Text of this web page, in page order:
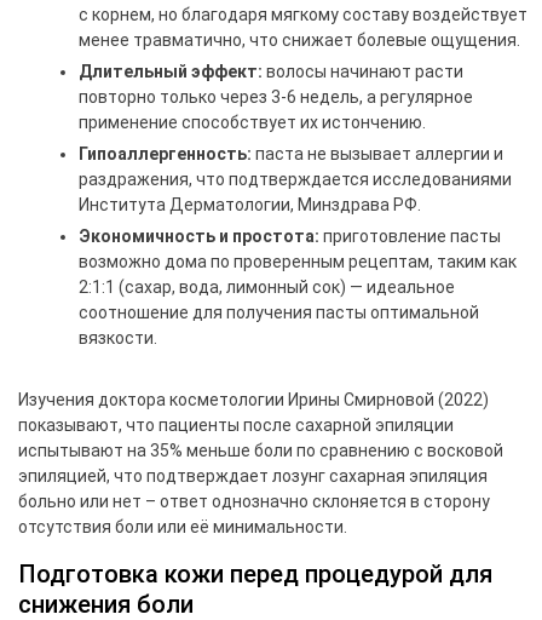
с корнем, но благодаря мягкому составу воздействует
менее травматично, что снижает болевые ощущения.
Длительный эффект: волосы начинают расти
повторно только через 3-6 недель, а регулярное
применение способствует их истончению.
Гипоаллергенность: паста не вызывает аллергии и
раздражения, что подтверждается исследованиями
Института Дерматологии, Минздрава РФ.
Экономичность и простота: приготовление пасты
возможно дома по проверенным рецептам, таким как
2:1:1 (сахар, вода, лимонный сок) — идеальное
соотношение для получения пасты оптимальной
вязкости.
Изучения доктора косметологии Ирины Смирновой (2022)
показывают, что пациенты после сахарной эпиляции
испытывают на 35% меньше боли по сравнению с восковой
эпиляцией, что подтверждает лозунг сахарная эпиляция
больно или нет – ответ однозначно склоняется в сторону
отсутствия боли или её минимальности.
Подготовка кожи перед процедурой для
снижения боли